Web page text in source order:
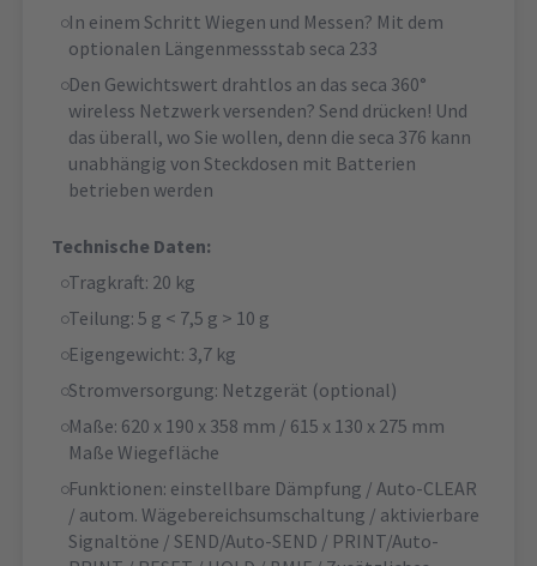
In einem Schritt Wiegen und Messen? Mit dem
optionalen Längenmessstab seca 233
Den Gewichtswert drahtlos an das seca 360°
wireless Netzwerk versenden? Send drücken! Und
das überall, wo Sie wollen, denn die seca 376 kann
unabhängig von Steckdosen mit Batterien
betrieben werden
Technische Daten:
Tragkraft: 20 kg
Teilung: 5 g < 7,5 g > 10 g
Eigengewicht: 3,7 kg
Stromversorgung: Netzgerät (optional)
Maße: 620 x 190 x 358 mm / 615 x 130 x 275 mm
Maße Wiegefläche
Funktionen: einstellbare Dämpfung / Auto-CLEAR
/ autom. Wägebereichsumschaltung / aktivierbare
Signaltöne / SEND/Auto-SEND / PRINT/Auto-